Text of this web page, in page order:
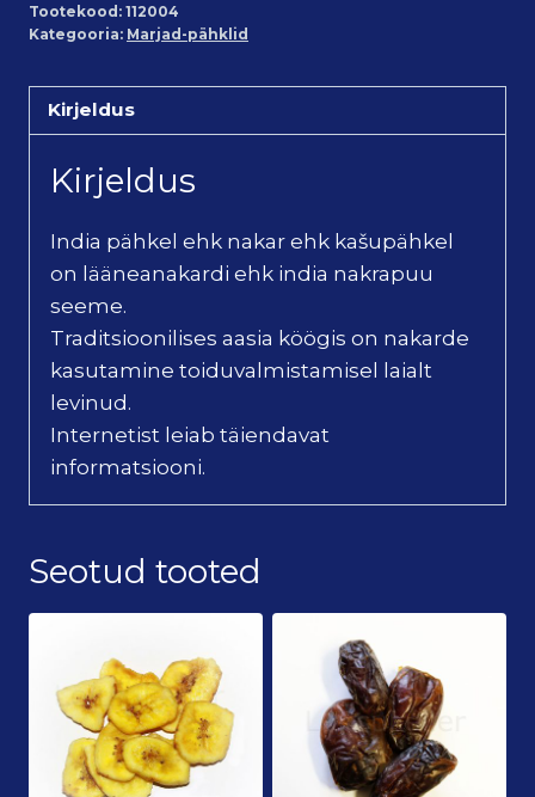
Cashew
(250g)
kogus
Tootekood: 112004
Kategooria: Marjad-pähklid
Kirjeldus
Kirjeldus
India pähkel ehk nakar ehk kašupähkel
on lääneanakardi ehk india nakrapuu
seeme.
Traditsioonilises aasia köögis on nakarde
kasutamine toiduvalmistamisel laialt
levinud.
Internetist leiab täiendavat
informatsiooni.
Seotud tooted